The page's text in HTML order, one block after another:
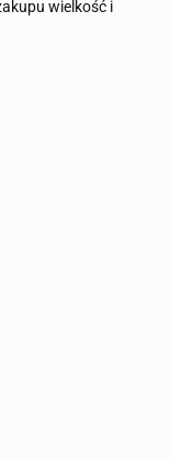
wielkość i